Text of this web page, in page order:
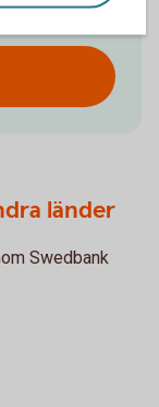
länder
Swedbank